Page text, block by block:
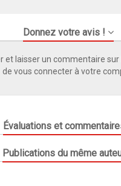
Donnez votre avis !
et laisser un commentaire
de vous connecter à votre
Évaluations et
Publications du même